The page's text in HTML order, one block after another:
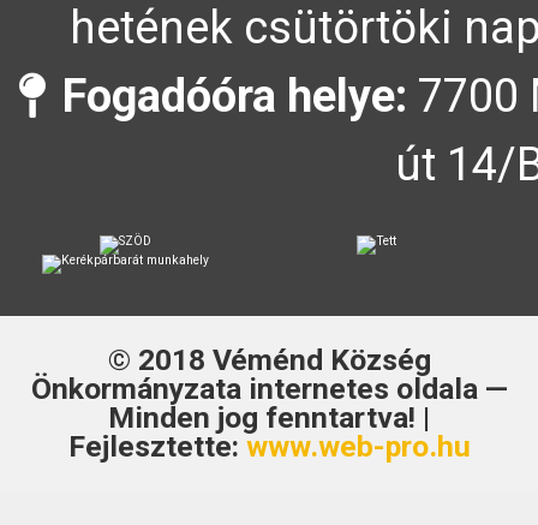
hetének csütörtöki
Fogadóóra helye: 7700
út 14/
© 2018 Véménd Község
Önkormányzatainternetes oldala —
Minden jog fenntartva! |
Fejlesztette: www.web-pro.hu